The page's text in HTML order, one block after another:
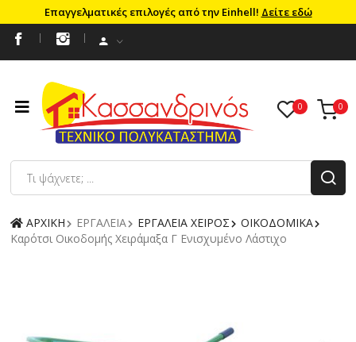
Επαγγελματικές επιλογές από την Einhell! Δείτε εδώ
ΑΡΧΙΚΗ ΕΡΓΑΛΕΙΑ ΕΡΓΑΛΕΙΑ ΧΕΙΡΟΣ
ΟΙΚΟΔΟΜΙΚΑ
Καρότσι Οικοδομής Χειράμαξα Γ Ενισχυμένο Λάστιχο